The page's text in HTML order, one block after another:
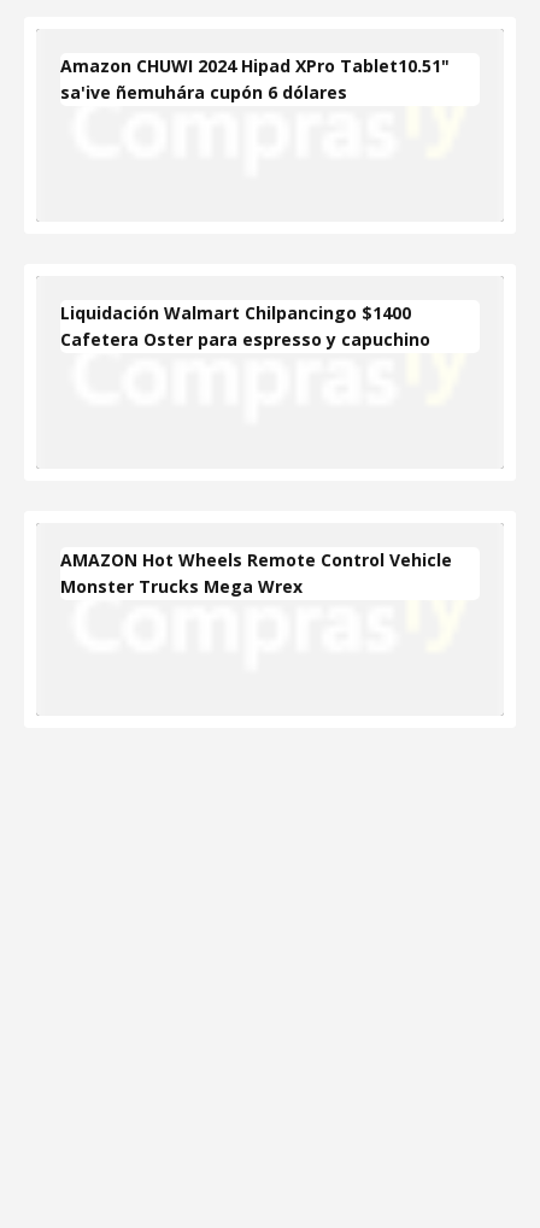
Amazon CHUWI 2024 Hipad XPro Tablet10.51"
sa'ive ñemuhára cupón 6 dólares
Liquidación Walmart Chilpancingo $1400
Cafetera Oster para espresso y capuchino
AMAZON Hot Wheels Remote Control Vehicle
Monster Trucks Mega Wrex